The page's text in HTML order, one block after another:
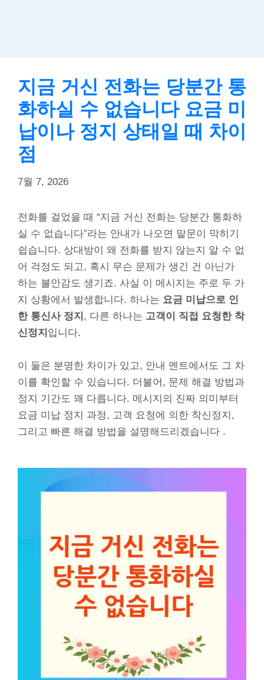
지금 거신 전화는 당분간 통
화하실 수 없습니다 요금 미
납이나 정지 상태일 때 차이
점
7월 7, 2026
전화를 걸었을 때 “지금 거신 전화는 당분간 통화하
실 수 없습니다”라는 안내가 나오면 말문이 막히기
쉽습니다. 상대방이 왜 전화를 받지 않는지 알 수 없
어 걱정도 되고, 혹시 무슨 문제가 생긴 건 아닌가
하는 불안감도 생기죠. 사실 이 메시지는 주로 두 가
지 상황에서 발생합니다. 하나는 요금 미납으로 인
한 통신사 정지 , 다른 하나는 고객이 직접 요청한 착
신정지 입니다.
이 둘은 분명한 차이가 있고, 안내 멘트에서도 그 차
이를 확인할 수 있습니다. 더불어, 문제 해결 방법과
정지 기간도 꽤 다릅니다. 메시지의 진짜 의미부터
요금 미납 정지 과정, 고객 요청에 의한 착신정지,
그리고 빠른 해결 방법을 설명해드리겠습니다 .